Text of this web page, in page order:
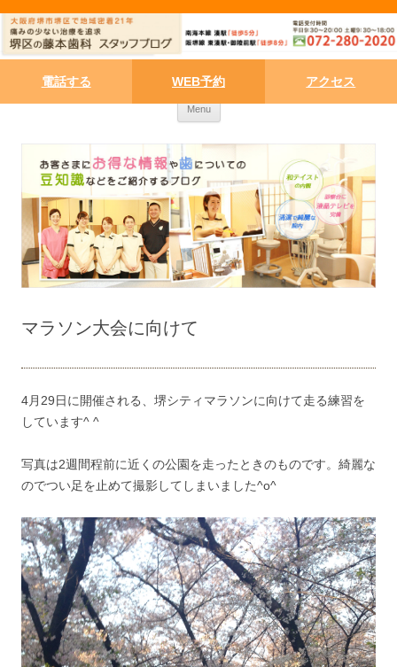
電話する WEB予約 アクセス
Menu Skip to content
マラソン大会に向けて
4月29日に開催される、堺シティマラソンに向けて走る練習を
しています^ ^
写真は2週間程前に近くの公園を走ったときのものです。綺麗な
のでつい足を止めて撮影してしまいました^o^